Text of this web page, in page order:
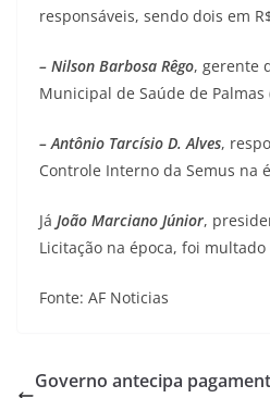
responsáveis, sendo dois em
– Nilson Barbosa Rêgo, gerente
Municipal de Saúde de Palmas
– Antônio Tarcísio D. Alves,
Controle Interno da Semus na
Já João Marciano Júnior,
Licitação na época, foi multado
Fonte: AF Noticias
Governo antecipa